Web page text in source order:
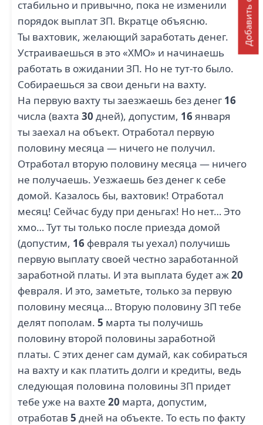
стабильно и привычно, пока не изменили
порядок выплат ЗП. Вкратце объясню.
Ты вахтовик, желающий заработать денег.
Устраиваешься в это «ХМО» и начинаешь
работать в ожидании ЗП. Но не тут-то было.
Собираешься за свои деньги на вахту.
На первую вахту ты заезжаешь без денег 16
числа (вахта 30 дней), допустим, 16 января
ты заехал на объект. Отработал первую
половину месяца — ничего не получил.
Отработал вторую половину месяца — ничего
не получаешь. Уезжаешь без денег к себе
домой. Казалось бы, вахтовик! Отработал
месяц! Сейчас буду при деньгах! Но нет… Это
хмо… Тут ты только после приезда домой
(допустим, 16 февраля ты уехал) получишь
первую выплату своей честно заработанной
заработной платы. И эта выплата будет аж20
февраля. И это, заметьте, только за первую
половину месяца… Вторую половину ЗП тебе
делят пополам. 5 марта ты получишь
половину второй половины заработной
платы. С этих денег сам думай, как собираться
на вахту и как платить долги и кредиты, ведь
следующая половина половины ЗП придет
тебе уже на вахте 20 марта, допустим,
отработав 5 дней на объекте. То есть по факту